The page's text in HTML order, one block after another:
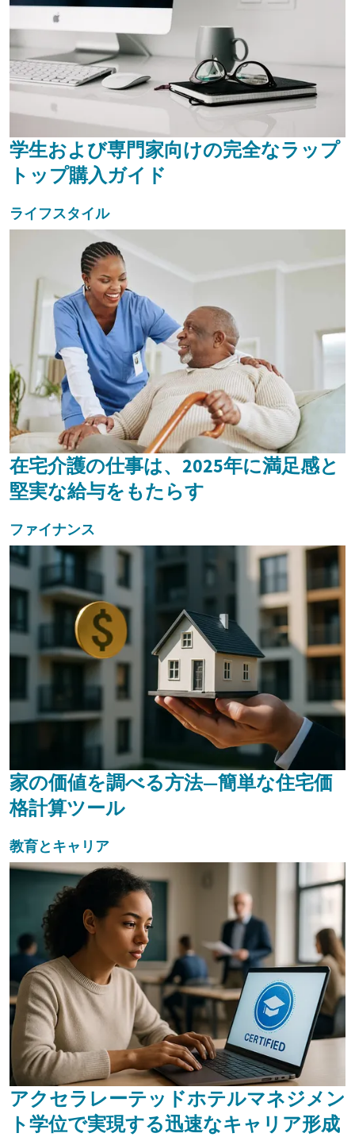
学生および専門家向けの完全なラップ
トップ購入ガイド
ライフスタイル
在宅介護の仕事は、2025年に満足感と
堅実な給与をもたらす
ファイナンス
家の価値を調べる方法—簡単な住宅価
格計算ツール
教育とキャリア
アクセラレーテッドホテルマネジメン
ト学位で実現する迅速なキャリア形成